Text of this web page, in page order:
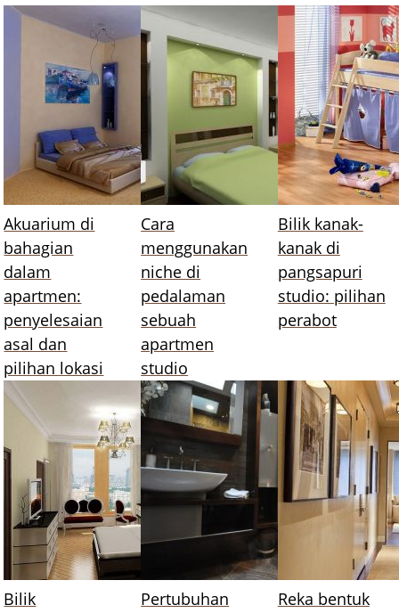
Akuarium di
bahagian
dalam
apartmen:
penyelesaian
asal dan
pilihan lokasi
Cara
menggunakan
niche di
pedalaman
sebuah
apartmen
studio
Bilik kanak-
kanak di
pangsapuri
studio: pilihan
perabot
Bilik
Pertubuhan
Reka bentuk